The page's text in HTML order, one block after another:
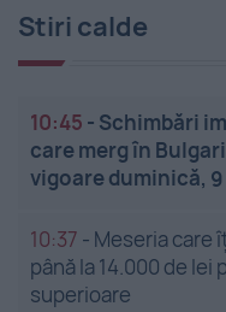
Stiri calde
10:45 - Schimbări
care merg în
vigoare duminică,
10:37 - Meseria care
până la 14.000 de lei
superioare